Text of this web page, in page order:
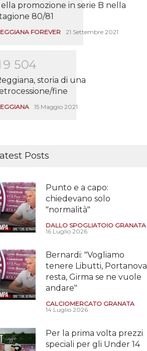
promozione in serie B nella
80/81
FOREVER 21 Settembre 2021
9 504
storia di una
fine
15 Maggio 2021
Posts
Punto e a capo:
chiedevano solo
"normalità"
DALLO SPOGLIATOIO GRANATA
16 Luglio 2026
Bernardi: "Vogliamo
tenere Libutti, Portanova
resta, Girma se ne vuole
andare"
CALCIOMERCATO GRANATA
14 Luglio 2026
Per la prima volta prezzi
speciali per gli Under 14